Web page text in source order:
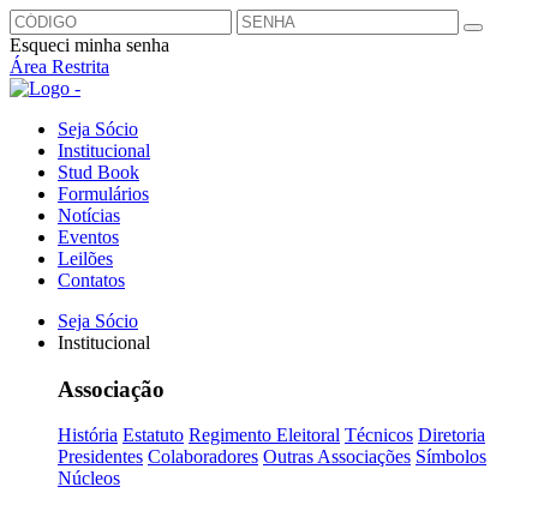
Esqueci minha senha
Área Restrita
Seja Sócio
Institucional
Stud Book
Formulários
Notícias
Eventos
Leilões
Contatos
Seja Sócio
Institucional
Associação
História Estatuto Regimento Eleitoral Técnicos Diretoria
Presidentes Colaboradores Outras Associações Símbolos
Núcleos